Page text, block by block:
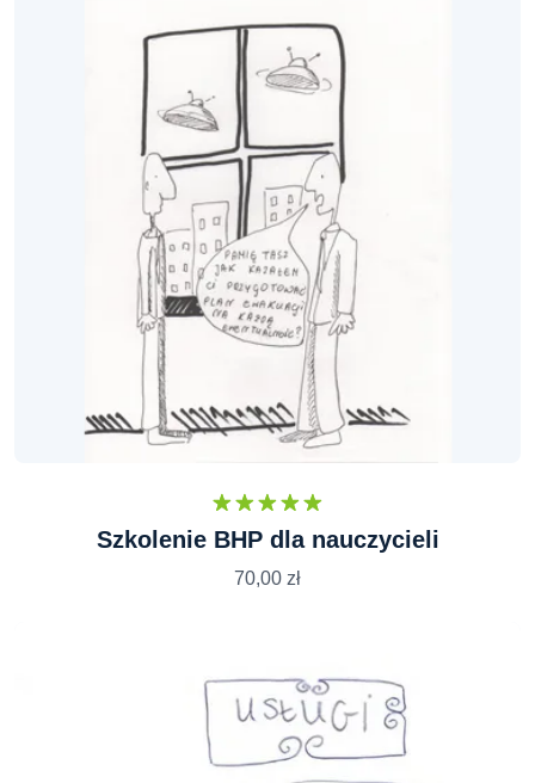
Oceniono
5.00 na 5
Szkolenie BHP dla nauczycieli
70,00 zł